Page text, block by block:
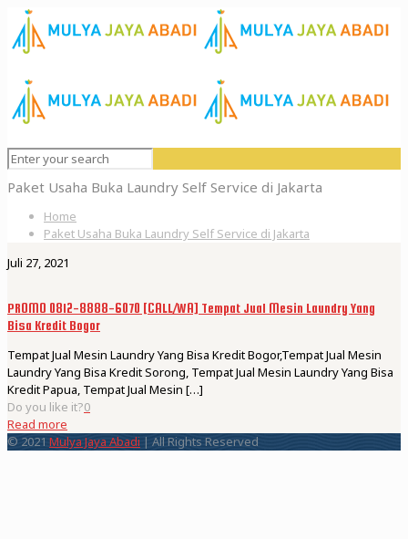
Paket Usaha Buka Laundry Self Service di Jakarta
Home
Paket Usaha Buka Laundry Self Service di Jakarta
Juli 27, 2021
PROMO 0812-8888-6070 [CALL/WA] Tempat Jual Mesin Laundry Yang
Bisa Kredit Bogor
Tempat Jual Mesin Laundry Yang Bisa Kredit Bogor,Tempat Jual Mesin
Laundry Yang Bisa Kredit Sorong, Tempat Jual Mesin Laundry Yang Bisa
Kredit Papua, Tempat Jual Mesin […]
Do you like it?0
Read more
© 2021 Mulya Jaya Abadi | All Rights Reserved